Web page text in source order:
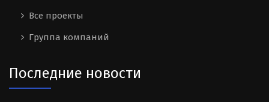
Все проекты
Группа компаний
Последние новости